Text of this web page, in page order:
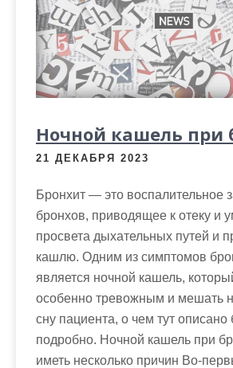
Ночной кашель при
21 ДЕКАБРЯ 2023
Бронхит — это воспалительное
бронхов, приводящее к отеку и
просвета дыхательных путей и
кашлю. Одним из симптомов
является ночной кашель,
особенно тревожным и мешать
сну пациента, о чем тут описано
подробно. Ночной кашель при
иметь несколько причин Во-